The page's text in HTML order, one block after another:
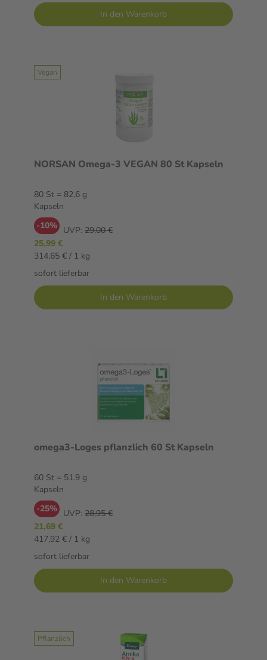
In den Warenkorb
Vegan
NORSAN Omega-3 VEGAN 80 St Kapseln
80 St = 82,6 g
Kapseln
-10% UVP: 29,00 €
25,99 €
314,65 € / 1 kg
sofort lieferbar
In den Warenkorb
omega3-Loges pflanzlich 60 St Kapseln
60 St = 51.9 g
Kapseln
-25% UVP: 28,95 €
21,69 €
417,92 € / 1 kg
sofort lieferbar
In den Warenkorb
Pflanzlich